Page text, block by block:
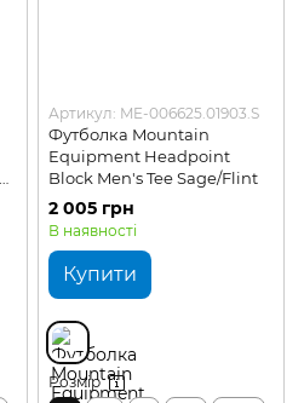
Артикул: ME-006625.01903.S
Футболка Mountain
Equipment Headpoint
Block Men's Tee Sage/Flint
2 005 грн
В наявності
Купити
Розмір